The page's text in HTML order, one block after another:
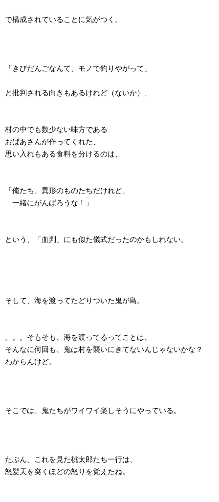
で構成されていることに気がつく。
「きびだんごなんて、モノで釣りやがって」
と批判される向きもあるけれど（ないか）、
村の中でも数少ない味方である
おばあさんが作ってくれた、
思い入れもある食料を分けるのは、
「俺たち、異形のものたちだけれど、
一緒にがんばろうな！」
という、「血判」にも似た儀式だったのかもしれない。
そして、海を渡ってたどりついた鬼が島。
。。。そもそも、海を渡ってるってことは、
そんなに何回も、鬼は村を襲いにきてないんじゃないかな？
わからんけど。
そこでは、鬼たちがワイワイ楽しそうにやっている。
たぶん、これを見た桃太郎たち一行は、
怒髪天を突くほどの怒りを覚えたね。